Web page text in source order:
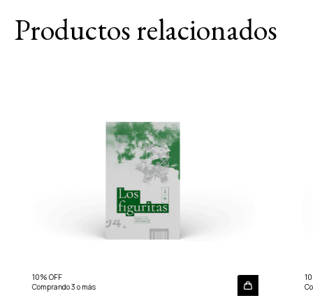
Productos relacionados
10% OFF
Comprando 3 o más